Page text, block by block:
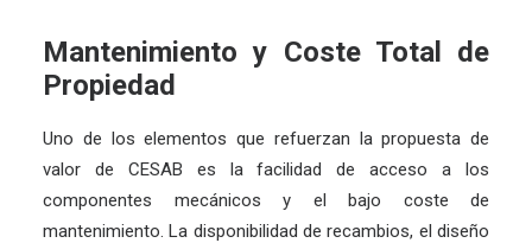
Mantenimiento y Coste Total de
Propiedad
Uno de los elementos que refuerzan la propuesta de
valor de CESAB es la facilidad de acceso a los
componentes mecánicos y el bajo coste de
mantenimiento. La disponibilidad de recambios, el diseño